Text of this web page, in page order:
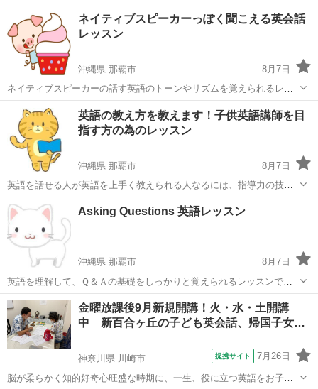
文法力、リーディング力の向上に効果があります。 リスニングには言
葉を聞き取る音声知覚の段階と内容を理解する意味理解の段階があり
ます。 シャドーイングは主に音声...
那覇市 英会話 レッスン
ネイティブスピーカーっぽく聞こえる英会話
レッスン
沖縄県 那覇市
8月7日
ネイティブスピーカーの話す英語のトーンやリズムを覚えられるレッ
スンです。 ネイティブな方にも伝わり易い英語を話せるようにするの
が目標です。 レッスンでは単語や文章の音をつなげていくコツを伝授
します。 そしてたくさん大き...
沖縄 那覇市 英会話 ネイティブスピーカー
英語の教え方を教えます！子供英語講師を目
指す方の為のレッスン
沖縄県 那覇市
8月7日
英語を話せる人が英語を上手く教えられる人なるには、指導力の技術
が必要です。 子供達に英語を分かり易く教える為の授業の進め方を伝
授します。 子供英語の教え方に自信がないとか、手応えを感じられな
いとか、興味を持たせるアイデア...
沖縄 那覇市
Asking Questions 英語レッスン
沖縄県 那覇市
8月7日
英語を理解して、Ｑ＆Ａの基礎をしっかりと覚えられるレッスンで
す。 英語では質問に対する答えが大事です。 そして自分で答えを考え
て、会話を想像できる力を付けていきます。 更にリスニングで英単語
や文法への理解など学習成果を...
沖縄 那覇市 英会話 レッスン
金曜放課後9月新規開講！火・水・土開講
中 新百合ヶ丘の子ども英会話、帰国子女
神奈川県 川崎市 提携サイト 7月26日
脳が柔らかく知的好奇心旺盛な時期に、一生、役に立つ英語をお子様